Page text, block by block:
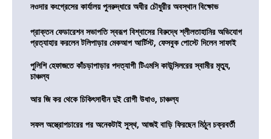
নওদার কংগ্রেসের কার্যালয় পুনরুদ্ধারে অধীর চৌধুরীর অবস্থান বিক্ষোভ
প্রাক্তন ফেডারেশন সভাপতি স্বরূপ বিশ্বাসের বিরুদ্ধে শ্লীলতাহানির অভিযোগ
প্রত্যাহার করলেন টলিপাড়ার মেকআপ আর্টিস্ট, ফেসবুক পোস্টে দিলেন সাফাই
পুলিশি হেফাজতে কাঁচড়াপাড়ার পদত্যাগী টিএমসি কাউন্সিলরের স্বামীর মৃত্যু,
চাঞ্চল্য
আর জি কর থেকে চিকিৎসাধীন দুই রোগী উধাও, চাঞ্চল্য
সফল অস্ত্রোপচারের পর অনেকটাই সুস্থ, আজই বাড়ি ফিরছেন মিঠুন চক্রবর্তী